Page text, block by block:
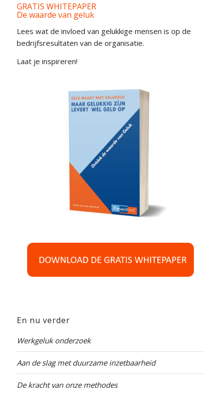
GRATIS WHITEPAPER
De waarde van geluk
Lees wat de invloed van gelukkige mensen is op de
bedrijfsresultaten van de organisatie.
Laat je inspireren!
En nu verder
Werkgeluk onderzoek
Aan de slag met duurzame inzetbaarheid
De kracht van onze methodes